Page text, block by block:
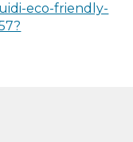
eco-friendly-